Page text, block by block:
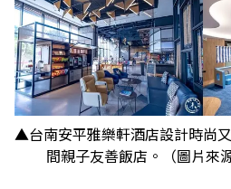
▲台南安平雅樂軒酒店設計時尚
間親子友善飯店。（圖片來